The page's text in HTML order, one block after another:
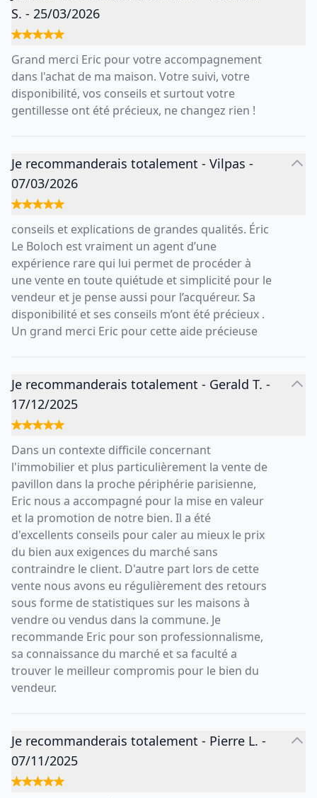
S. - 25/03/2026
Grand merci Eric pour votre accompagnement
dans l'achat de ma maison. Votre suivi, votre
disponibilité, vos conseils et surtout votre
gentillesse ont été précieux, ne changez rien !
Je recommanderais totalement - Vilpas -
07/03/2026
conseils et explications de grandes qualités. Éric
Le Boloch est vraiment un agent d’une
expérience rare qui lui permet de procéder à
une vente en toute quiétude et simplicité pour le
vendeur et je pense aussi pour l’acquéreur. Sa
disponibilité et ses conseils m’ont été précieux .
Un grand merci Eric pour cette aide précieuse
Je recommanderais totalement - Gerald T. -
17/12/2025
Dans un contexte difficile concernant
l'immobilier et plus particulièrement la vente de
pavillon dans la proche périphérie parisienne,
Eric nous a accompagné pour la mise en valeur
et la promotion de notre bien. Il a été
d'excellents conseils pour caler au mieux le prix
du bien aux exigences du marché sans
contraindre le client. D'autre part lors de cette
vente nous avons eu régulièrement des retours
sous forme de statistiques sur les maisons à
vendre ou vendus dans la commune. Je
recommande Eric pour son professionnalisme,
sa connaissance du marché et sa faculté a
trouver le meilleur compromis pour le bien du
vendeur.
Je recommanderais totalement - Pierre L. -
07/11/2025